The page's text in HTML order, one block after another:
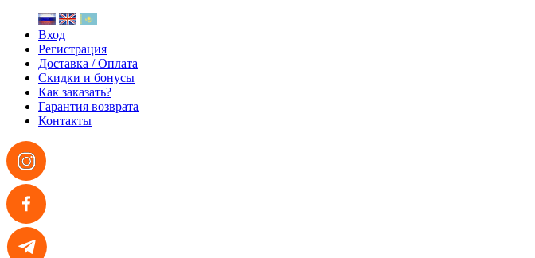
Вход
Регистрация
Доставка / Оплата
Скидки и бонусы
Как заказать?
Гарантия возврата
Контакты